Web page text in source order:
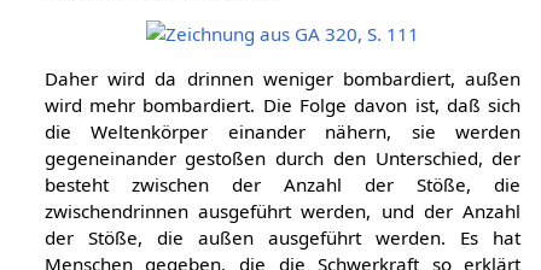
Daher wird da drinnen weniger bombardiert, außen
wird mehr bombardiert. Die Folge davon ist, daß sich
die Weltenkörper einander nähern, sie werden
gegeneinander gestoßen durch den Unterschied, der
besteht zwischen der Anzahl der Stöße, die
zwischendrinnen ausgeführt werden, und der Anzahl
der Stöße, die außen ausgeführt werden. Es hat
Menschen gegeben, die die Schwerkraft so erklärt